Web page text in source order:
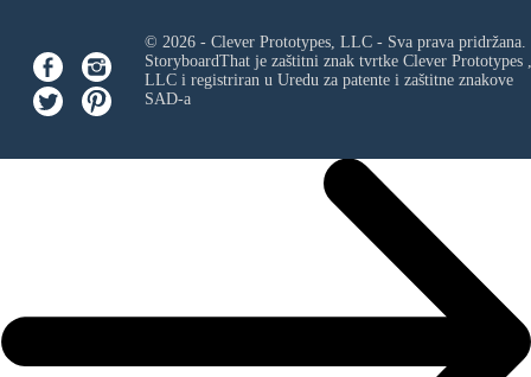
© 2026 - Clever Prototypes, LLC - Sva prava pridržana.
StoryboardThat je zaštitni znak tvrtke Clever Prototypes ,
LLCi registriran u Uredu za patente i zaštitne znakove
SAD-a